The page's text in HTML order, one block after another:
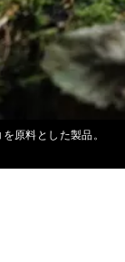
原料とした製品。